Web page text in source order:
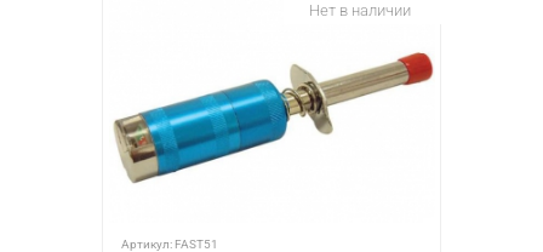
Нет в наличии
Артикул: FAST51